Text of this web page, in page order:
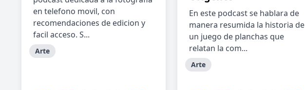
en telefono movil, con
recomendaciones de edicion y
facil acceso. S...
Arte
En este podcast se hablara de
manera resumida la historia de
un juego de planchas que
relatan la com...
Arte